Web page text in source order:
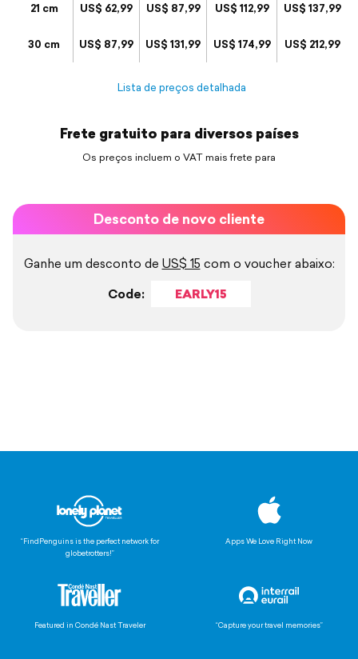
21 cm US$ 62,99 US$ 87,99 US$ 112,99 US$ 137,99
30 cm US$ 87,99 US$ 131,99 US$ 174,99 US$ 212,99
Lista de preços detalhada
Frete gratuito para diversos países
Os preços incluem o VAT mais frete para
Desconto de novo cliente
Ganhe um desconto de US$ 15 com o voucher abaixo:
Code:
EARLY15
“FindPenguins is the perfect network for
globetrotters!”
Apps We Love Right Now
Featured in Condé Nast Traveler “Capture your travel memories”